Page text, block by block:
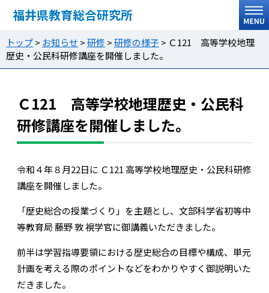
福井県教育総合研究所
トップ> お知らせ >研修 >研修の様子> Ｃ121 高等学校地理
歴史・公民科研修講座を開催しました。
Ｃ121 高等学校地理歴史・公民科
研修講座を開催しました。
令和４年８月22日に Ｃ121 高等学校地理歴史・公民科研修
講座を開催しました。
「歴史総合の授業づくり」を主題とし、文部科学省初等中
等教育局 藤野 敦 視学官に御講義いただきました。
前半は学習指導要領における歴史総合の目標や構成、単元
計画を考える際のポイントなどをわかりやすく御説明いた
だきました。